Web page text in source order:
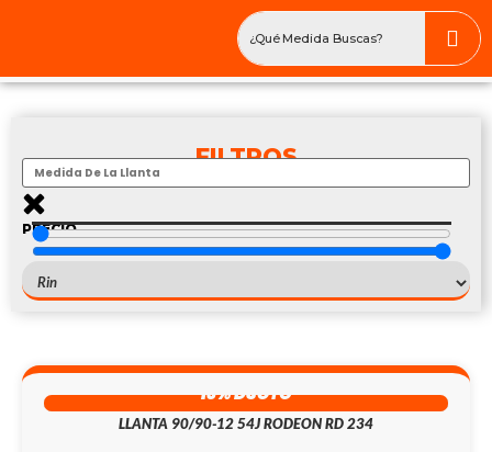
FILTROS
PRECIO
13% DSCTO
LLANTA 90/90-12 54J RODEON RD 234